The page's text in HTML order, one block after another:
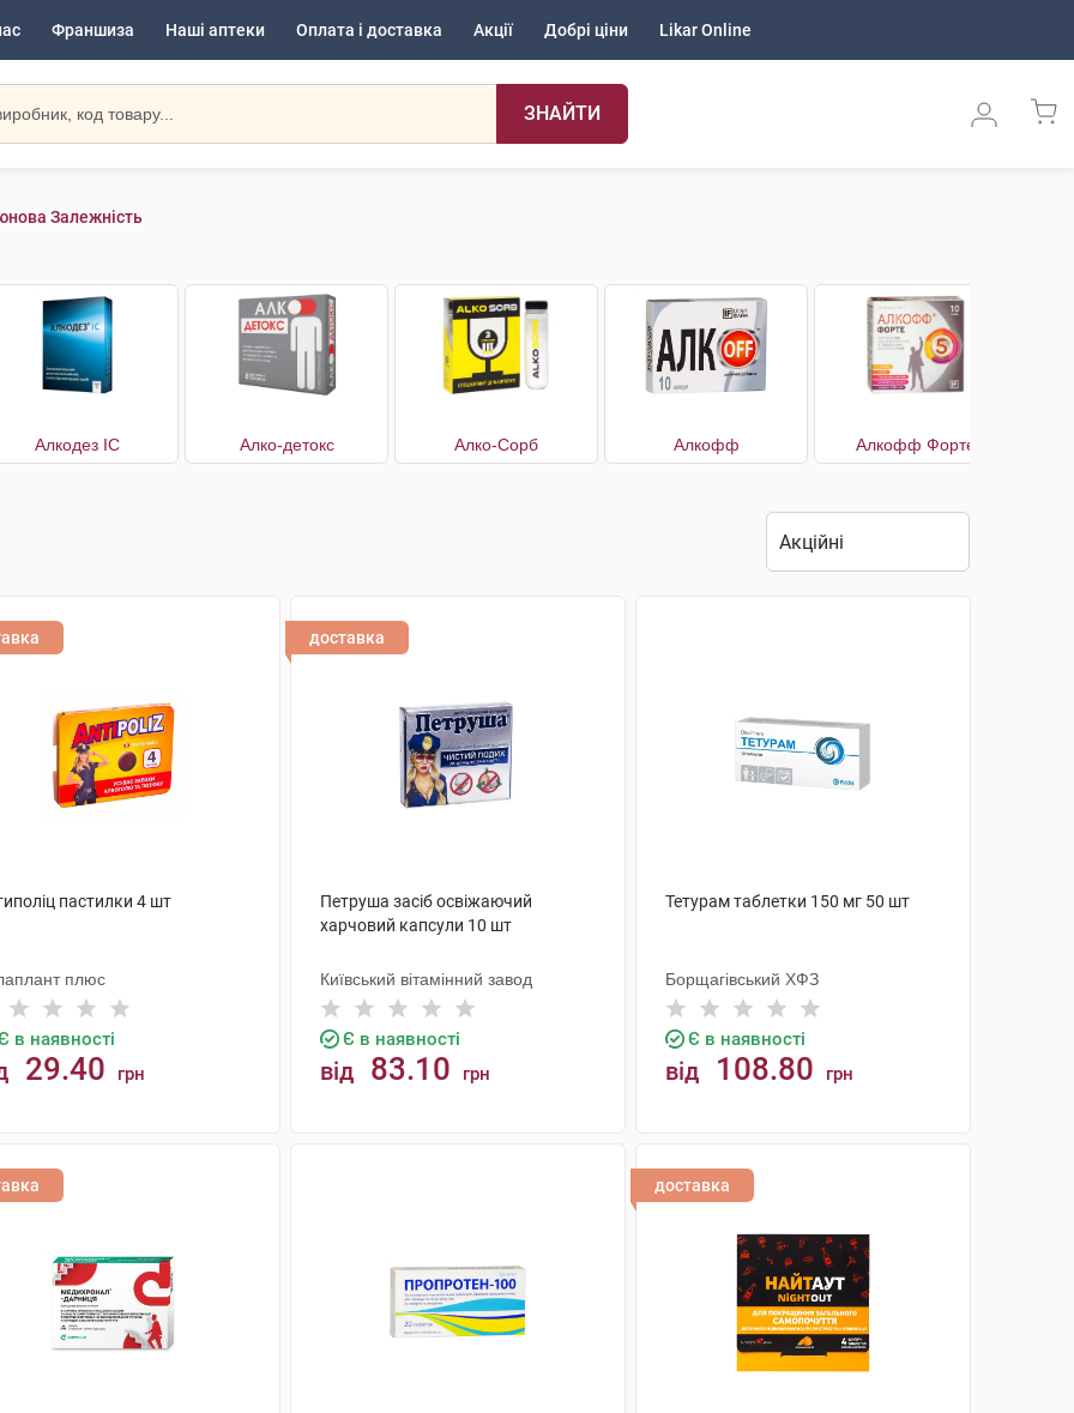
Франшиза Наші аптеки Оплата і доставка Акції Добрі ціни Likar Online
ЗНАЙТИ
Залежність
Алкодез IC Алко-детокс Алко-Сорб Алкофф Алкофф Форте
пастилки 4 шт
плюс
в наявності
29.40 грн
доставка
Петруша засіб освіжаючий
харчовий капсули 10 шт
Київський вітамінний завод
Є в наявності
від 83.10 грн
Тетурам таблетки 150 мг 50 шт
Борщагівський ХФЗ
Є в наявності
від 108.80 грн
доставка